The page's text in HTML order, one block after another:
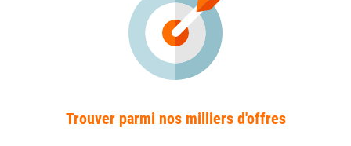
Trouver parmi nos milliers d'offres